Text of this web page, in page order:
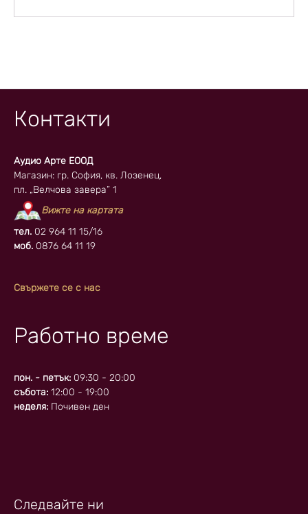
Контакти
Аудио Арте ЕООД
Магазин: гр. София, кв. Лозенец,
пл. „Велчова завера” 1
Вижте на картата
тел. 02 964 11 15/16
моб. 0876 64 11 19
Свържете се с нас
Работно време
пон. - петък: 09:30 - 20:00
събота: 12:00 - 19:00
неделя: Почивен ден
Следвайте ни